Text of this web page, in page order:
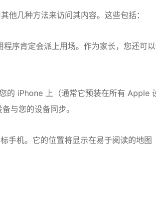
他几种方法来访问其内容。这些包括：
序肯定会派上用场。作为家长，您还可
的 iPhone 上（通常它预装在所有 Apple
与您的设备同步。
手机。它的位置将显示在易于阅读的地图